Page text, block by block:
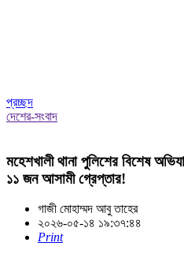
প্রচ্ছদ
দেশের-সংবাদ
মহেশখালী থানা পুলিশের বিশেষ
১১ জন আসামী গ্রেপ্তার!
গাজী মোহাম্মদ আবু তাহের
২০২৬-০৫-১৪ ১৯:৩৭:৪৪
Print